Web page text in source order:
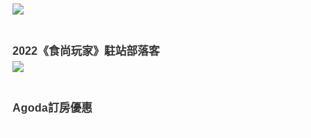
2022《食尚玩家》駐站部落客
Agoda訂房優惠